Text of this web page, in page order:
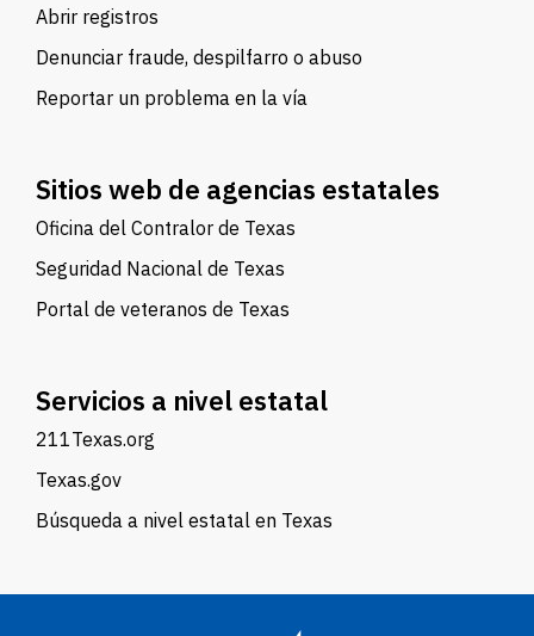
Abrir registros
Denunciar fraude, despilfarro o abuso
Reportar un problema en la vía
Sitios web de agencias estatales
Oficina del Contralor de Texas
Seguridad Nacional de Texas
Portal de veteranos de Texas
Servicios a nivel estatal
211Texas.org
Texas.gov
Búsqueda a nivel estatal en Texas